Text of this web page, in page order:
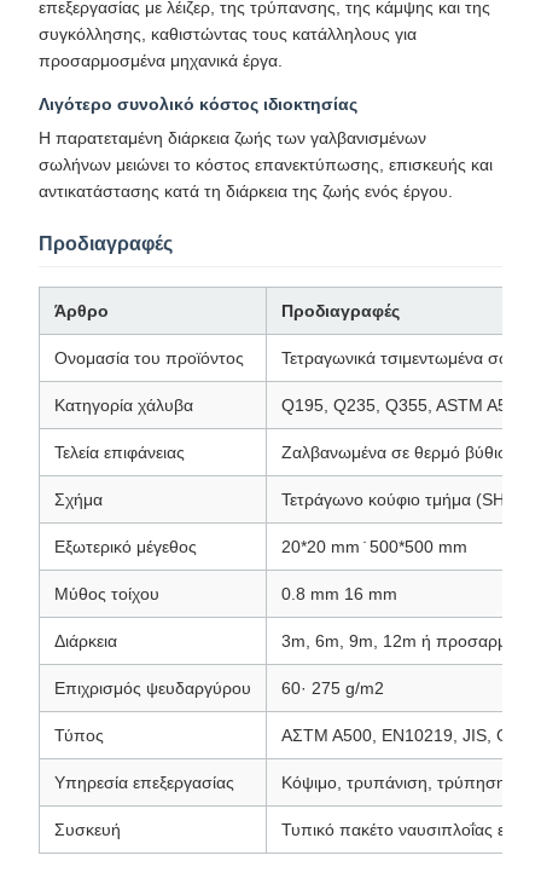
επεξεργασίας με λέιζερ, της τρύπανσης, της κάμψης και της
συγκόλλησης, καθιστώντας τους κατάλληλους για
προσαρμοσμένα μηχανικά έργα.
Λιγότερο συνολικό κόστος ιδιοκτησίας
Η παρατεταμένη διάρκεια ζωής των γαλβανισμένων
σωλήνων μειώνει το κόστος επανεκτύπωσης, επισκευής και
αντικατάστασης κατά τη διάρκεια της ζωής ενός έργου.
Προδιαγραφές
Άρθρο Προδιαγραφές
Ονομασία του προϊόντος Τετραγωνικά τσιμεντωμένα
Κατηγορία χάλυβα Q195, Q235, Q355, ASTM A500
Τελεία επιφάνειας Ζαλβανωμένα σε θερμό βύθισμα
Σχήμα Τετράγωνο κούφιο τμήμα (SHS)
Εξωτερικό μέγεθος 20*20 mm ̇ 500*500 mm
Μύθος τοίχου 0.8 mm 16 mm
Διάρκεια 3m, 6m, 9m, 12m ή
Επιχρισμός ψευδαργύρου 60· 275 g/m2
Τύπος ΑΣTM A500, EN10219, JIS, GB
Υπηρεσία επεξεργασίας Κόψιμο, τρυπάνιση, τρύπηση,
Συσκευή Τυπικό πακέτο ναυσιπλοΐας